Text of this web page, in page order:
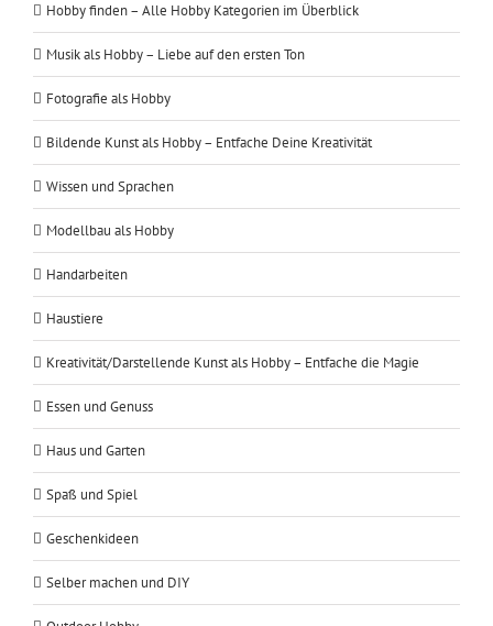
Hobby finden – Alle Hobby Kategorien im Überblick
Musik als Hobby – Liebe auf den ersten Ton
Fotografie als Hobby
Bildende Kunst als Hobby – Entfache Deine Kreativität
Wissen und Sprachen
Modellbau als Hobby
Handarbeiten
Haustiere
Kreativität/Darstellende Kunst als Hobby – Entfache die Magie
Essen und Genuss
Haus und Garten
Spaß und Spiel
Geschenkideen
Selber machen und DIY